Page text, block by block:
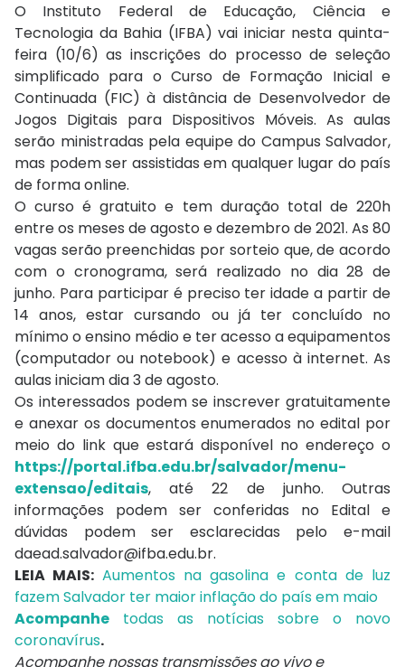
O Instituto Federal de Educação, Ciência e
Tecnologia da Bahia (IFBA) vai iniciar nesta quinta-
feira (10/6) as inscrições do processo de seleção
simplificado para o Curso de Formação Inicial e
Continuada (FIC) à distância de Desenvolvedor de
Jogos Digitais para Dispositivos Móveis. As aulas
serão ministradas pela equipe do Campus Salvador,
mas podem ser assistidas em qualquer lugar do país
de forma online.
O curso é gratuito e tem duração total de 220h
entre os meses de agosto e dezembro de 2021. As 80
vagas serão preenchidas por sorteio que, de acordo
com o cronograma, será realizado no dia 28 de
junho. Para participar é preciso ter idade a partir de
14 anos, estar cursando ou já ter concluído no
mínimo o ensino médio e ter acesso a equipamentos
(computador ou notebook) e acesso à internet. As
aulas iniciam dia 3 de agosto.
Os interessados podem se inscrever gratuitamente
e anexar os documentos enumerados no edital por
meio do link que estará disponível no endereço o
https://portal.ifba.edu.br/salvador/menu-
extensao/editais, até 22 de junho. Outras
informações podem ser conferidas no Edital e
dúvidas podem ser esclarecidas pelo e-mail
daead.salvador@ifba.edu.br.
LEIA MAIS: Aumentos na gasolina e conta de luz
fazem Salvador ter maior inflação do país em maio
Acompanhe todas as notícias sobre o novo
coronavírus.
Acompanhe nossas transmissões ao vivo e